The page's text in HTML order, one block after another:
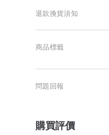
退款換貨須知
商品標籤
問題回報
購買評價